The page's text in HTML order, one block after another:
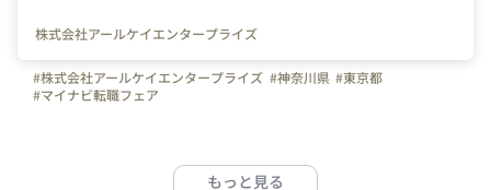
株式会社アールケイエンタープライズ
#株式会社アールケイエンタープライズ #神奈川県 #東京都
#マイナビ転職フェア
もっと見る